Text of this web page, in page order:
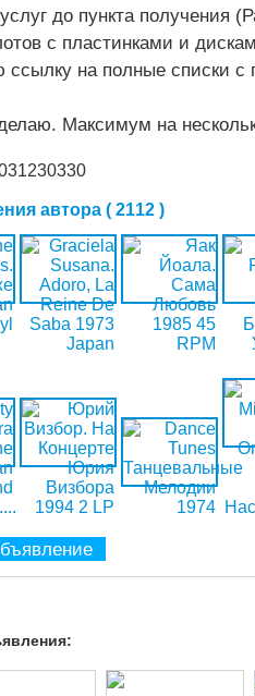
до пункта получения
с пластинками и
на полные списки с
Максимум на
автора ( 2112 )